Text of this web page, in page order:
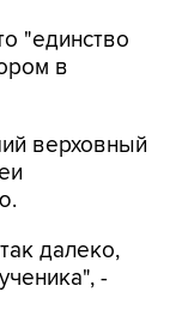
"единство
в
верховный
далеко,
-